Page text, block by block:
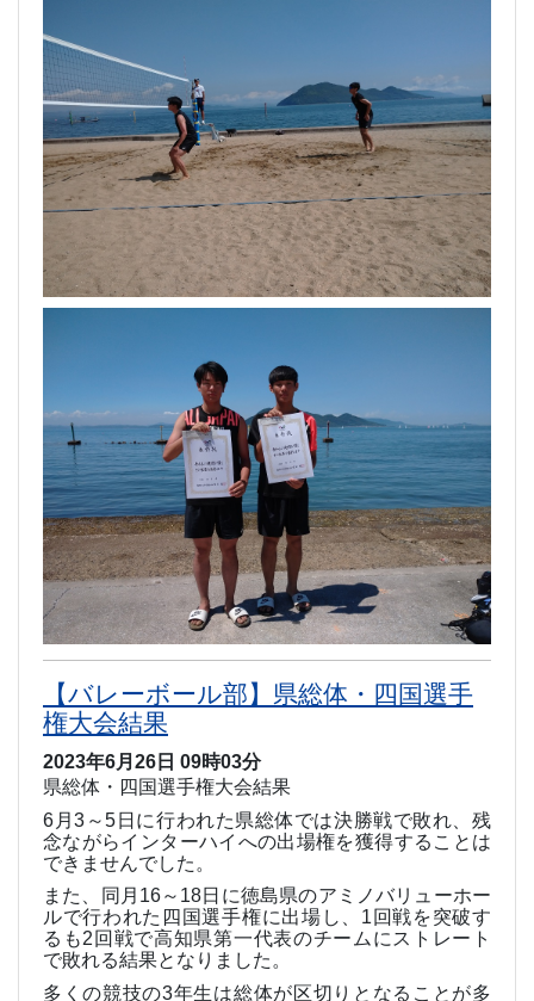
【バレーボール部】県総体・四国選手
権大会結果
2023年6月26日 09時03分
県総体・四国選手権大会結果
6 月3 ～5 日に行われた県総体では決勝戦で敗れ、残
念ながらインターハイへの出場権を獲得することは
できませんでした。
また、同月 16～ 18日に徳島県のアミノバリューホー
ルで行われた四国選手権に出場し、 1 回戦を突破す
るも2 回戦で高知県第一代表のチームにストレート
で敗れる結果となりました。
多くの競技の3年生は総体が区切りとなることが多